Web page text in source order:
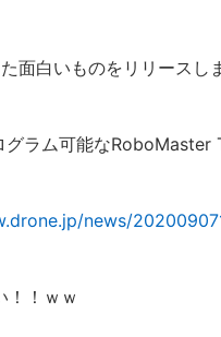
面白いものをリリースし
グラム可能なRoboMaster
news/
！！ｗｗ